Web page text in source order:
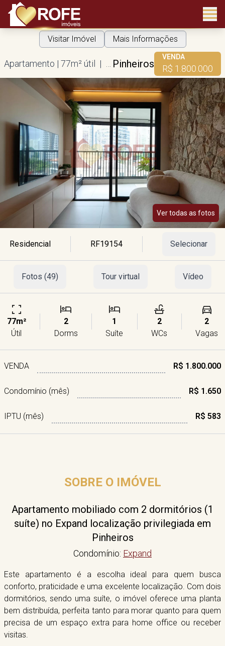
Pinheiros
VENDA
R$ 1.800.000
Visitar Imóvel Mais Informações
Ver todas as fotos
Residencial RF19154 Selecionar
Fotos (49) Tour virtual Vídeo
77m²
Útil
2
Dorms
1
Suíte
2
WCs
2
Vagas
VENDA R$ 1.800.000
Condomínio (mês) R$ 1.650
IPTU (mês) R$ 583
SOBRE O IMÓVEL
Apartamento mobiliado com 2 dormitórios (1
suíte) no Expand localização privilegiada em
Pinheiros
Condomínio: Expand
Este apartamento é a escolha ideal para quem busca
conforto, praticidade e uma excelente localização. Com dois
dormitórios, sendo uma suíte, o imóvel oferece uma planta
bem distribuída, perfeita tanto para morar quanto para quem
precisa de um espaço extra para home office ou receber
visitas.